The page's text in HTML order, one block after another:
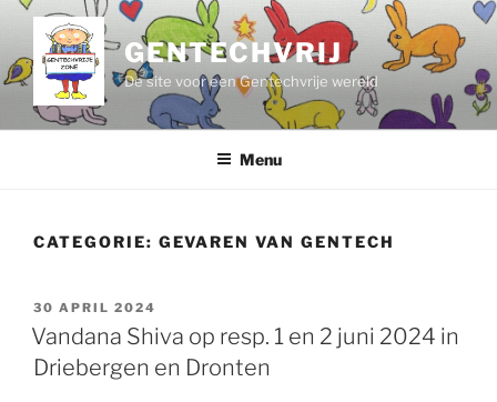
de
inhoud
GENTECHVRIJ
De site voor een Gentechvrije wereld
Menu
CATEGORIE: GEVAREN VAN GENTECH
GEPLAATST
OP
30 APRIL 2024
Vandana Shiva op resp. 1 en 2 juni 2024 in
Driebergen en Dronten